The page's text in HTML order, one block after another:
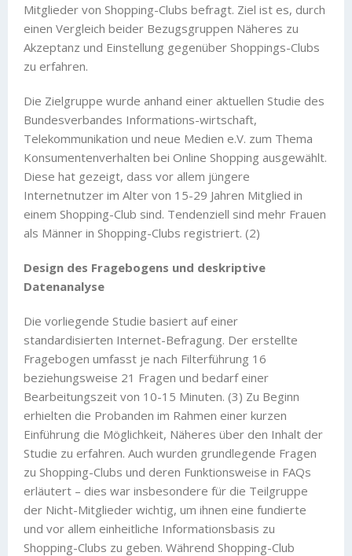
Mitglieder von Shopping-Clubs befragt. Ziel ist es, durch
einen Vergleich beider Bezugsgruppen Näheres zu
Akzeptanz und Einstellung gegenüber Shoppings-Clubs
zu erfahren.
Die Zielgruppe wurde anhand einer aktuellen Studie des
Bundesverbandes Informations-wirtschaft,
Telekommunikation und neue Medien e.V. zum Thema
Konsumentenverhalten bei Online Shopping ausgewählt.
Diese hat gezeigt, dass vor allem jüngere
Internetnutzer im Alter von 15-29 Jahren Mitglied in
einem Shopping-Club sind. Tendenziell sind mehr Frauen
als Männer in Shopping-Clubs registriert. (2)
Design des Fragebogens und deskriptive
Datenanalyse
Die vorliegende Studie basiert auf einer
standardisierten Internet-Befragung. Der erstellte
Fragebogen umfasst je nach Filterführung 16
beziehungsweise 21 Fragen und bedarf einer
Bearbeitungszeit von 10-15 Minuten. (3) Zu Beginn
erhielten die Probanden im Rahmen einer kurzen
Einführung die Möglichkeit, Näheres über den Inhalt der
Studie zu erfahren. Auch wurden grundlegende Fragen
zu Shopping-Clubs und deren Funktionsweise in FAQs
erläutert – dies war insbesondere für die Teilgruppe
der Nicht-Mitglieder wichtig, um ihnen eine fundierte
und vor allem einheitliche Informationsbasis zu
Shopping-Clubs zu geben. Während Shopping-Club